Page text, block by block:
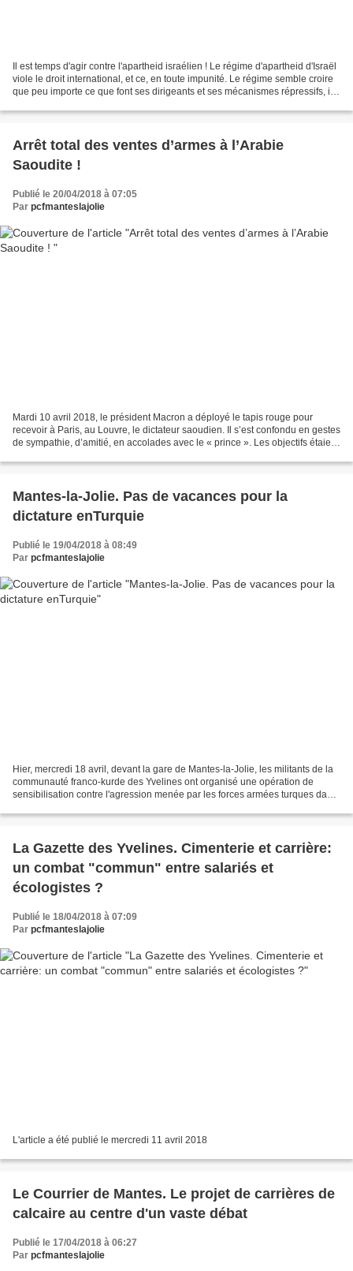
Il est temps d'agir contre l'apartheid israélien ! Le régime d'apartheid d'Israël
viole le droit international, et ce, en toute impunité. Le régime semble croire
que peu importe ce que font ses dirigeants et ses mécanismes répressifs, ils
Arrêt total des ventes d’armes à l’Arabie
Saoudite !
Publié le 20/04/2018 à 07:05
Par pcfmanteslajolie
Mardi 10 avril 2018, le président Macron a déployé le tapis rouge pour
recevoir à Paris, au Louvre, le dictateur saoudien. Il s’est confondu en gestes
de sympathie, d’amitié, en accolades avec le « prince ». Les objectifs étaient
Mantes-la-Jolie. Pas de vacances pour la
dictature enTurquie
Publié le 19/04/2018 à 08:49
Par pcfmanteslajolie
Hier, mercredi 18 avril, devant la gare de Mantes-la-Jolie, les militants de la
communauté franco-kurde des Yvelines ont organisé une opération de
sensibilisation contre l'agression menée par les forces armées turques dans
La Gazette des Yvelines. Cimenterie et carrière:
un combat "commun" entre salariés et
écologistes ?
Publié le 18/04/2018 à 07:09
Par pcfmanteslajolie
L'article a été publié le mercredi 11 avril 2018
Le Courrier de Mantes. Le projet de carrières de
calcaire au centre d'un vaste débat
Publié le 17/04/2018 à 06:27
Par pcfmanteslajolie